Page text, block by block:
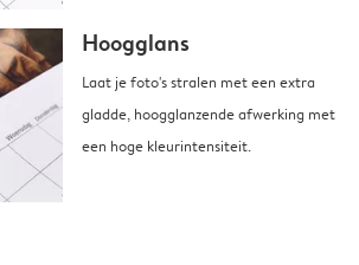
Hoogglans
Laat je foto's stralen met een extra
gladde, hoogglanzende afwerking met
een hoge kleurintensiteit.